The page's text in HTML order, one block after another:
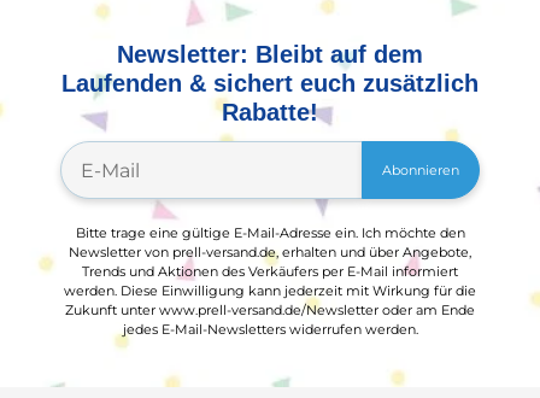
Newsletter: Bleibt auf dem
Laufenden & sichert euch zusätzlich
Rabatte!
Abonnieren
Bitte trage eine gültige E-Mail-Adresse ein. Ich möchte den
Newsletter von prell-versand.de, erhalten und über Angebote,
Trends und Aktionen des Verkäufers per E-Mail informiert
werden. Diese Einwilligung kann jederzeit mit Wirkung für die
Zukunft unter www.prell-versand.de/Newsletter oder am Ende
jedes E-Mail-Newsletters widerrufen werden.